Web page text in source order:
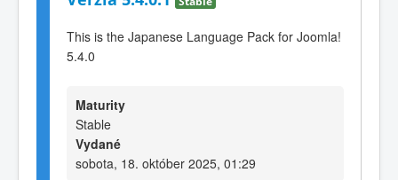
This is the Japanese Language Pack for Joomla!
5.4.0
Maturity
Stable
Vydané
sobota, 18. október 2025, 01:29